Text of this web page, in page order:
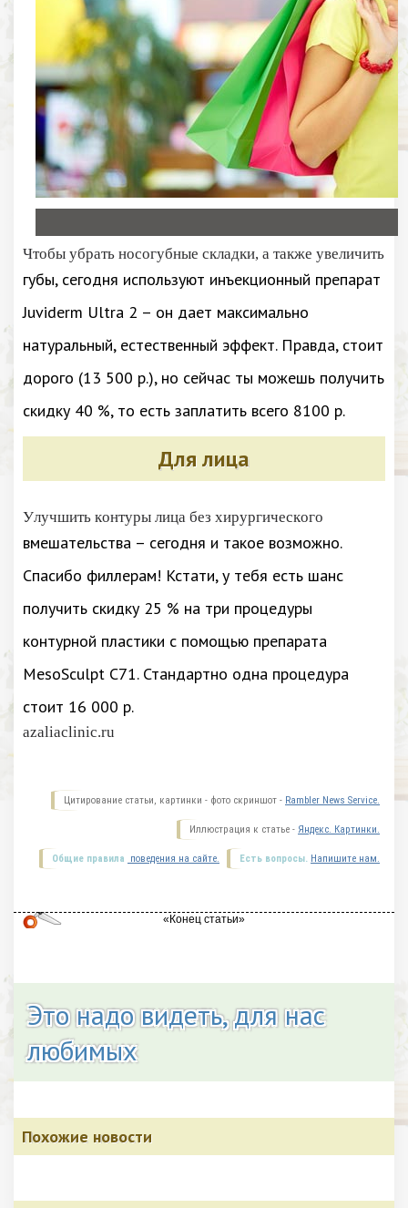
Чтобы убрать носогубные складки, а также увеличить
губы, сегодня используют инъекционный препарат
Juviderm Ultra 2 – он дает максимально
натуральный, естественный эффект. Правда, стоит
дорого (13 500 р.), но сейчас ты можешь получить
скидку 40 %, то есть заплатить всего 8100 р.
Для лица
Улучшить контуры лица без хирургического
вмешательства – сегодня и такое возможно.
Спасибо филлерам! Кстати, у тебя есть шанс
получить скидку 25 % на три процедуры
контурной пластики с помощью препарата
MesoSculpt C71. Стандартно одна процедура
стоит 16 000 р.
azaliaclinic.ru
Цитирование статьи, картинки - фото скриншот - Rambler News Service.
Иллюстрация к статье - Яндекс. Картинки.
Есть вопросы. Напишите нам.
Общие правила поведения на сайте.
Это надо видеть, для нас
любимых
Похожие новости